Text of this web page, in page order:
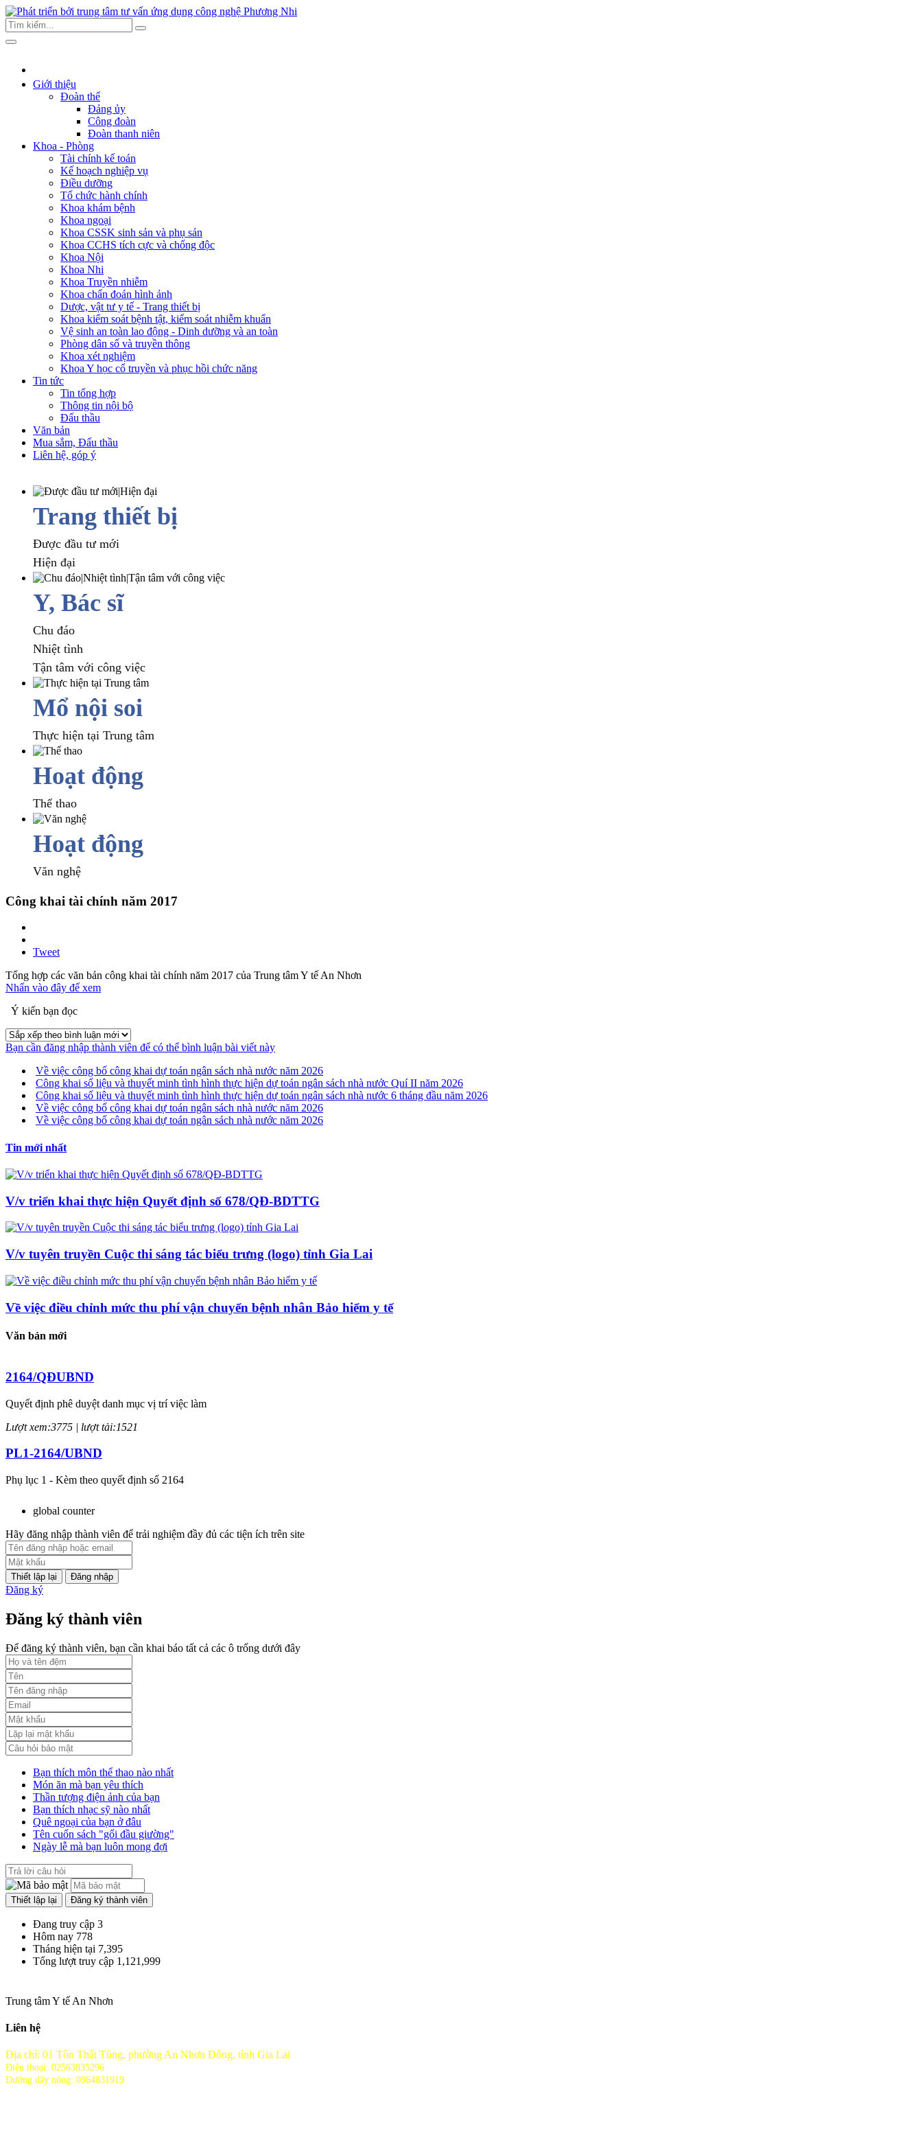
Giới thiệu
Đoàn thể
Đảng ủy
Công đoàn
Đoàn thanh niên
Khoa - Phòng
Tài chính kế toán
Kế hoạch nghiệp vụ
Điều dưỡng
Tổ chức hành chính
Khoa khám bệnh
Khoa ngoại
Khoa CSSK sinh sản và phụ sản
Khoa CCHS tích cực và chống độc
Khoa Nội
Khoa Nhi
Khoa Truyền nhiễm
Khoa chẩn đoán hình ảnh
Dược, vật tư y tế - Trang thiết bị
Khoa kiểm soát bệnh tật, kiểm soát nhiễm khuẩn
Vệ sinh an toàn lao động - Dinh dưỡng và an toàn
Phòng dân số và truyền thông
Khoa xét nghiệm
Khoa Y học cổ truyền và phục hồi chức năng
Tin tức
Tin tổng hợp
Thông tin nội bộ
Đấu thầu
Văn bản
Mua sắm, Đấu thầu
Liên hệ, góp ý
Trang thiết bị
Được đầu tư mới
Hiện đại
Y, Bác sĩ
Chu đáo
Nhiệt tình
Tận tâm với công việc
Mổ nội soi
Thực hiện tại Trung tâm
Hoạt động
Thể thao
Hoạt động
Văn nghệ
Công khai tài chính năm 2017
Tweet
Tổng hợp các văn bản công khai tài chính năm 2017 của Trung tâm Y tế An Nhơn
Nhấn vào đây để xem
Ý kiến bạn đọc
Bạn cần đăng nhập thành viên để có thể bình luận bài viết này
Về việc công bố công khai dự toán ngân sách nhà nước năm 2026
Công khai số liệu và thuyết minh tình hình thực hiện dự toán ngân sách nhà nước Quí II năm 2026
Công khai số liệu và thuyết minh tình hình thực hiện dự toán ngân sách nhà nước 6 tháng đầu năm 2026
Về việc công bố công khai dự toán ngân sách nhà nước năm 2026
Về việc công bố công khai dự toán ngân sách nhà nước năm 2026
Tin mới nhất
V/v triển khai thực hiện Quyết định số 678/QĐ-BDTTG
V/v tuyên truyền Cuộc thi sáng tác biểu trưng (logo) tỉnh Gia Lai
Về việc điều chỉnh mức thu phí vận chuyển bệnh nhân Bảo hiểm y tế
Văn bản mới
2164/QĐUBND
Quyết định phê duyệt danh mục vị trí việc làm
Lượt xem:3775 | lượt tải:1521
PL1-2164/UBND
Phụ lục 1 - Kèm theo quyết định số 2164
PL2-2164/UBND
Phụ lục 2 - Kèm theo quyết định số 2164
Lượt xem:2000 | lượt tải:1060
Lượt xem:2010 | lượt tải:1159
52/2019/QH14
Luật sửa đổi, bổ sung một số điều của luật cán bộ, công chức. luật công chức
Lượt xem:1785 | lượt tải:546
global counter
Hãy đăng nhập thành viên để trải nghiệm đầy đủ các tiện ích trên site
Đăng nhập
Đăng ký
Đăng ký thành viên
Để đăng ký thành viên, bạn cần khai báo tất cả các ô trống dưới đây
Bạn thích môn thể thao nào nhất
Món ăn mà bạn yêu thích
Thần tượng điện ảnh của bạn
Bạn thích nhạc sỹ nào nhất
Quê ngoại của bạn ở đâu
Tên cuốn sách "gối đầu giường"
Ngày lễ mà bạn luôn mong đợi
Đang truy cập 3
Hôm nay 778
Tháng hiện tại 7,395
Tổng lượt truy cập 1,121,999
Trung tâm Y tế An Nhơn
Liên hệ
Địa chỉ: 01 Tôn Thất Tùng, phường An Nhơn Đông, tỉnh Gia Lai
Điện thoại: 02563835296
Đường dây nóng: 0964831919